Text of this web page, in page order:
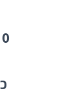
0 Comments